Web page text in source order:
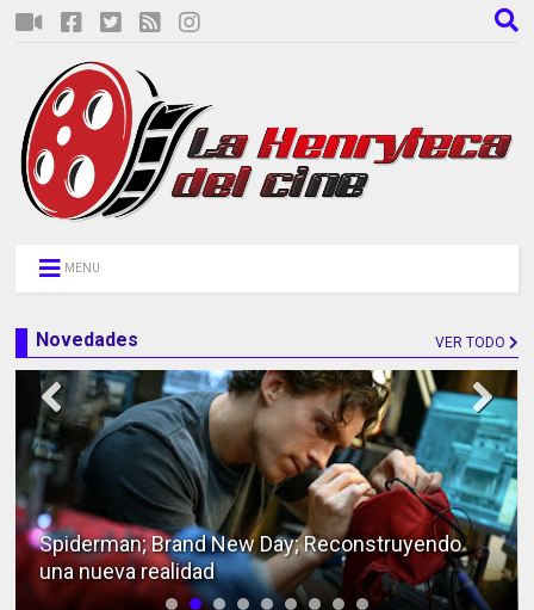
MENU
Novedades VER TODO
Spiderman; Brand New Day; Reconstruyendo
una nueva realidad